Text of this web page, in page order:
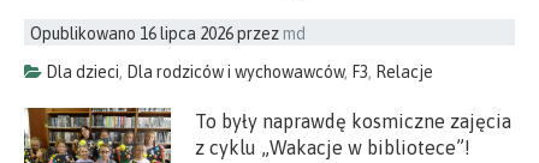
Opublikowano 16 lipca 2026przezmd
Dla dzieci, Dla rodziców i wychowawców, F3, Relacje
To były naprawdę kosmiczne zajęcia
z cyklu „Wakacje w bibliotece”!